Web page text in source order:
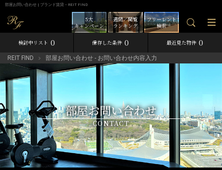
部屋お問い合わせ | ブランド賃貸－REIT FIND
フリーレント
検索
週間／閲覧
ランキング
5大
キャンペーン
検討中リスト 0 保存した条件 0 最近見た物件 0
REIT FIND 部屋お問い合わせ - お問い合わせ内容入力
部屋お問い合わせ
CONTACT